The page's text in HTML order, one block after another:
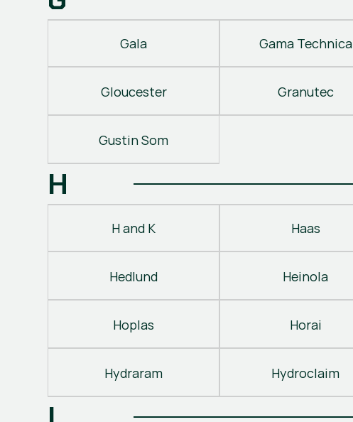
Gala Gama Technica
Gloucester Granutec
Gustin Som
H
H and K Haas
Hedlund Heinola
Hoplas Horai
Hydraram Hydroclaim